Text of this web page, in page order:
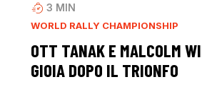
3 MIN
WORLD RALLY CHAMPIONSHIP
OTT TANAK E MALCOLM
GIOIA DOPO IL TRIONFO